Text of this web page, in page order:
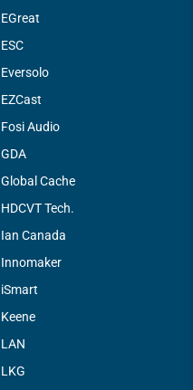
EGreat
ESC
Eversolo
EZCast
Fosi Audio
GDA
Global Cache
HDCVT Tech.
Ian Canada
Innomaker
iSmart
Keene
LAN
LKG